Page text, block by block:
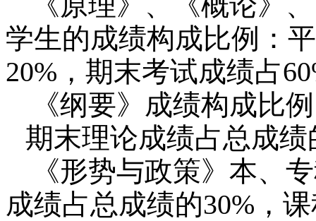
学生的成绩构成比例：
20% ，期末考试成绩占
《纲要》成绩构成比
期末理论成绩占总成绩
《形势与政策》本、
成绩占总成绩的30% ，